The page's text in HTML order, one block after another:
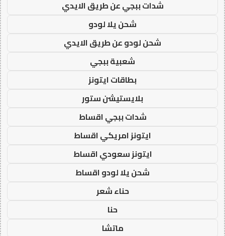
شدات ببجي عن طريق الايدي
شحن يلا لودو
شحن لودو عن طريق الايدي
شعبية ببجي
بطاقات ايتونز
بلايستيشن ستور
شدات ببجي اقساط
ايتونز امريكي اقساط
ايتونز سعودي اقساط
شحن يلا لودو اقساط
حناء شعر
حنا
ماتشا